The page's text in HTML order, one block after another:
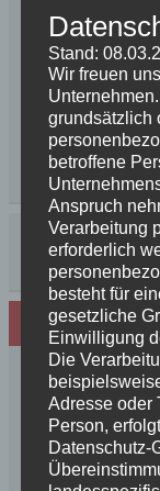
Neues von den
Frohe
Herzlichen
Unsere
Stand:
Wir freuen
grundsätzlich
betroffene
Anspruch
Verarbeitung
erforderlich
besteht für
gesetzliche
Einwilligung
Die
Adresse oder
Person,
Datenschutz-